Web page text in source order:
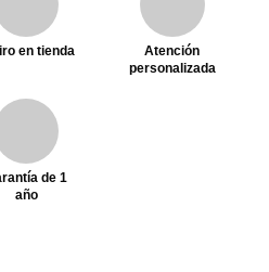
en tienda
Atención
personalizada
de 1
año